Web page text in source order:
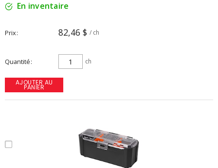
En inventaire
Prix 82,46 $ / ch
Quantité ch
AJOUTER AU
PANIER